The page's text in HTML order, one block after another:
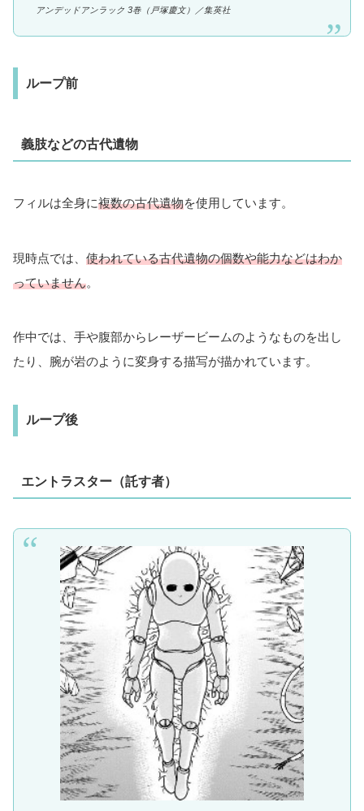
アンデッドアンラック 3巻（戸塚慶文）／集英社
ループ前
義肢などの古代遺物
フィルは全身に複数の古代遺物を使用しています。
現時点では、 使われている古代遺物の個数や能力などはわか
っていません。
作中では、手や腹部からレーザービームのようなものを出し
たり、腕が岩のように変身する描写が描かれています。
ループ後
エントラスター（託す者）